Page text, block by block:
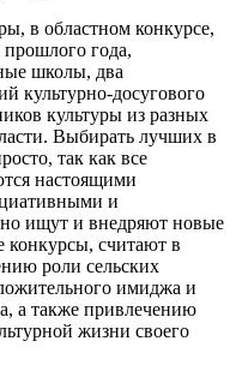
в областном конкурсе,
года,
школы, два
культурно-досугового
культуры из разных
Выбирать лучших в
так как все
настоящими
и
ищут и внедряют новые
считают в
роли сельских
имиджа и
а также привлечению
жизни своего